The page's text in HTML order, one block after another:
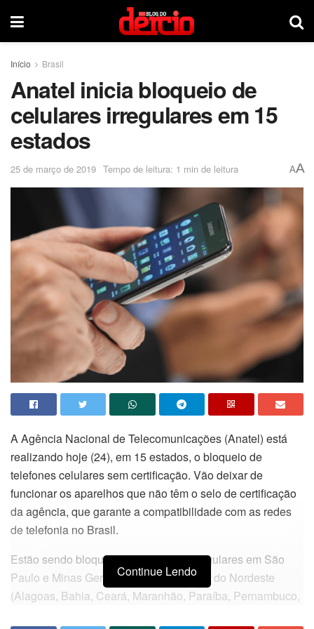
Início Brasil
Anatel inicia bloqueio de
celulares irregulares em 15
estados
25 de março de 2019 Tempo de leitura: 1 min de leitura AA
A Agência Nacional de Telecomunicações (Anatel) está
realizando hoje (24), em 15 estados, o bloqueio de
telefones celulares sem certificação. Vão deixar de
funcionar os aparelhos que não têm o selo de certificação
da agência, que garante a compatibilidade com as redes
de telefonia no Brasil.
Estão sendo bloqueados aparelhos irregulares em São
Paulo e Minas Gerias, nos nove estados do Nordeste
(Alagoas, Bahia, Ceará, Maranhão, Paraíba, Pernambuco,
Continue Lendo